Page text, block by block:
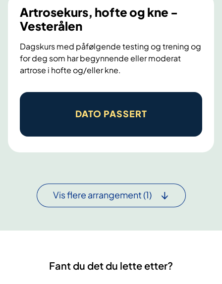
o
l
e
-
B
o
ø
Artrosekurs, hofte og kne -
Vesterålen
Dagskurs med påfølgende testing og trening og
for deg som har begynnende eller moderat
artrose i hofte og/eller kne.
A
r
o
s
DATO PASSERT
Vis flere arrangement(1)
Fant du det du lette etter?